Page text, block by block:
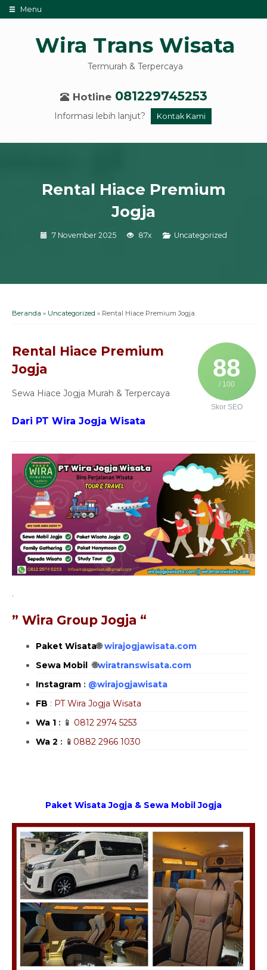
Menu
Wira Trans Wisata
Termurah & Terpercaya
Hotline 081229745253
Informasi lebih lanjut? Kontak Kami
Rental Hiace Premium
Jogja
7 November 2025 87x Uncategorized
Beranda » Uncategorized » Rental Hiace Premium Jogja
88
/ 100
Skor SEO
Rental Hiace Premium
Jogja
Sewa Hiace Jogja Murah & Terpercaya
Dari PT Wira Jogja Wisata
.
” Wira Group Jogja “
Paket Wisata🌐 wirajogjawisata.com
Sewa Mobil 🌐wiratranswisata.com
Instagram : @wirajogjawisata
FB : PT Wira Jogja Wisata
Wa 1 : 📱 0812 2974 5253
Wa 2 : 📱 0882 2966 1030
Paket Wisata Jogja & Sewa Mobil Jogja